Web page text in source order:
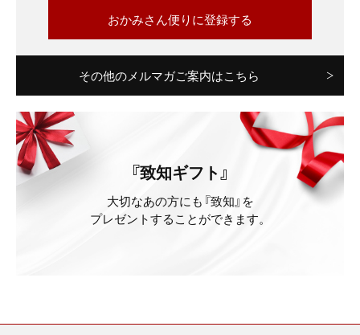
おかみさん便りに登録する
その他のメルマガご案内はこちら
『致知ギフト』
大切なあの方にも『致知』を
プレゼントすることができます。